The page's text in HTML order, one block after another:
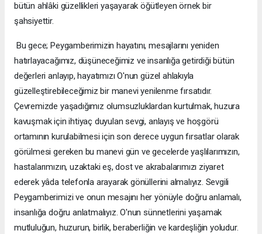
bütün ahlâki güzellikleri yaşayarak öğütleyen örnek bir
şahsiyettir.
Bu gece; Peygamberimizin hayatını, mesajlarını yeniden
hatırlayacağımız, düşüneceğimiz ve insanlığa getirdiği bütün
değerleri anlayıp, hayatımızı O'nun güzel ahlakıyla
güzelleştirebileceğimiz bir manevi yenilenme fırsatıdır.
Çevremizde yaşadığımız olumsuzluklardan kurtulmak, huzura
kavuşmak için ihtiyaç duyulan sevgi, anlayış ve hoşgörü
ortamının kurulabilmesi için son derece uygun fırsatlar olarak
görülmesi gereken bu manevi gün ve gecelerde yaşlılarımızın,
hastalarımızın, uzaktaki eş, dost ve akrabalarımızı ziyaret
ederek yâda telefonla arayarak gönüllerini almalıyız. Sevgili
Peygamberimizi ve onun mesajını her yönüyle doğru anlamalı,
insanlığa doğru anlatmalıyız. O'nun sünnetlerini yaşamak
mutluluğun, huzurun, birlik, beraberliğin ve kardeşliğin yoludur.